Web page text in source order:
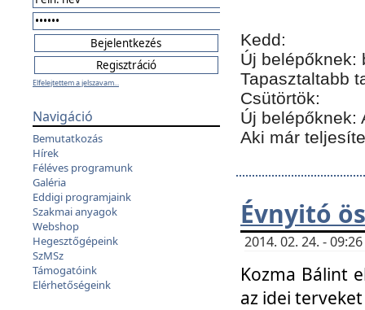
Elfelejtettem a jelszavam...
Navigáció
Bemutatkozás
Hírek
Féléves programunk
Galéria
Eddigi programjaink
Szakmai anyagok
Webshop
Hegesztőgépeink
SzMSz
Támogatóink
Elérhetőségeink
Kedd:
Új belépőknek:
Tapasztaltabb
Csütörtök:
Új belépőknek:
Aki már
Évnyitó
2014. 02. 24. -
Kozma Bálint
az idei